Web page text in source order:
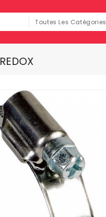
Toutes Les Catégories